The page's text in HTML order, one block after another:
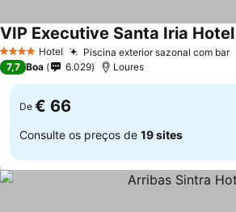
4 EstrelasHotel Piscina exterior sazonal com bar
VIP Executive Santa Iria Hotel
7,7 Boa 6.029 Loures
De € 66
Consulte os preços de 19 sites